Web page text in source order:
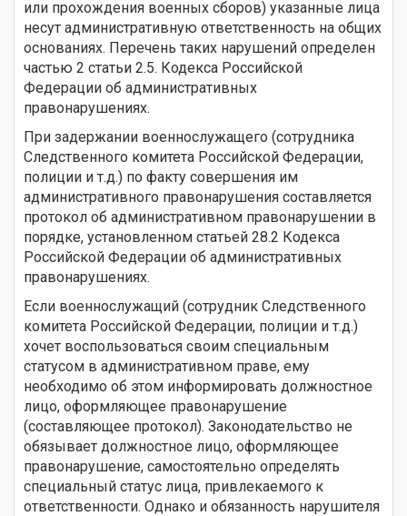
или прохождения военных сборов) указанные лица
несут административную ответственность на общих
основаниях. Перечень таких нарушений определен
частью 2 статьи 2.5. Кодекса Российской
Федерации об административных
правонарушениях.
При задержании военнослужащего (сотрудника
Следственного комитета Российской Федерации,
полиции и т.д.) по факту совершения им
административного правонарушения составляется
протокол об административном правонарушении в
порядке, установленном статьей 28.2 Кодекса
Российской Федерации об административных
правонарушениях.
Если военнослужащий (сотрудник Следственного
комитета Российской Федерации, полиции и т.д.)
хочет воспользоваться своим специальным
статусом в административном праве, ему
необходимо об этом информировать должностное
лицо, оформляющее правонарушение
(составляющее протокол). Законодательство не
обязывает должностное лицо, оформляющее
правонарушение, самостоятельно определять
специальный статус лица, привлекаемого к
ответственности. Однако и обязанность нарушителя